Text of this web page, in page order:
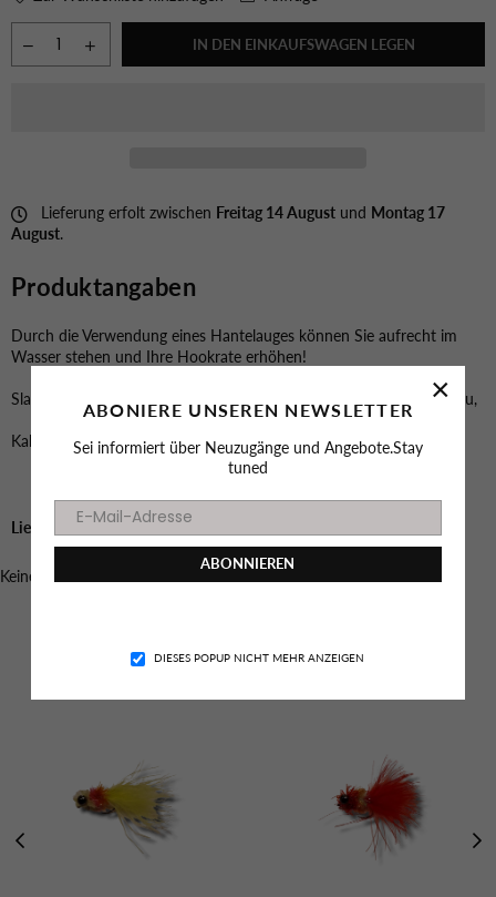
ABONIERE UNSEREN NEWSLETTER
Sei informiert über Neuzugänge und Angebote.Stay
tuned
ABONNIEREN
DIESES POPUP NICHT MEHR ANZEIGEN
×
IN DEN EINKAUFSWAGEN LEGEN
Lieferung erfolt zwischen Freitag 14 August und Montag 17
August.
Produktangaben
Durch die Verwendung eines Hantelauges können Sie aufrecht im
Wasser stehen und Ihre Hookrate erhöhen!
Slaughter Pull, Chonchon-Action, Schwimmen auf mittlerem Niveau,
Kaktuskopf Fritz, der verschiedene Aktionen unterstützt!
Lieferzeit 4-7 Tage
Keine GPSR-Konformitätsdaten für dieses Produkt verfügbar.